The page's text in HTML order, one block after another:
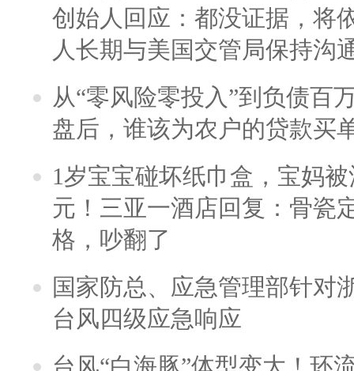
创始人回应：都没证据，将
人长期与美国交管局保持沟
从“零风险零投入”到负债百
盘后，谁该为农户的贷款买
1岁宝宝碰坏纸巾盒，宝妈
元！三亚一酒店回复：骨瓷
格，吵翻了
国家防总、应急管理部针对
台风四级应急响应
台风“白海豚”体型变大！环